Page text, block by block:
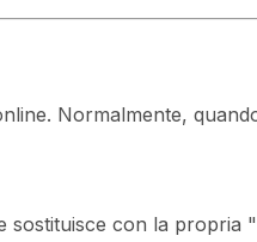
Normalmente,
con la